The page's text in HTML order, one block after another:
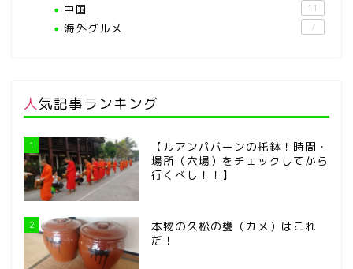
中国 11
海外グルメ 7
人気記事ランキング
1
【ルアンパバーンの托鉢！時間・
場所（穴場）をチェックしてから
行くべし！！】
2
本物の久松の甕（カメ）はこれ
だ！